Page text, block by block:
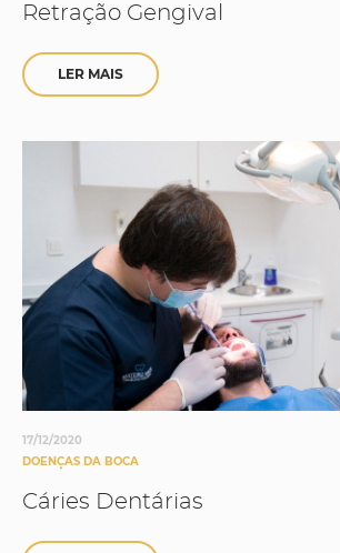
Retração Gengival
LER MAIS
17/12/2020
DOENÇAS DA BOCA
Cáries Dentárias